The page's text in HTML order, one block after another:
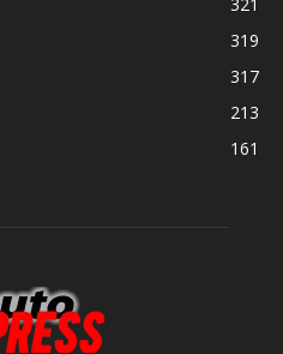
319
317
213
161